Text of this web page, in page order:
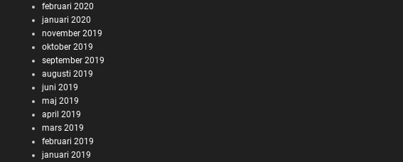
februari 2020
januari 2020
november 2019
oktober 2019
september 2019
augusti 2019
juni 2019
maj 2019
april 2019
mars 2019
februari 2019
januari 2019